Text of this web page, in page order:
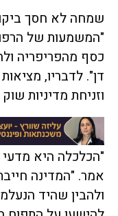
שמחה לא חסך
"המשמעות של
כסף מהפריפריה
דן". לדבריו,
וזניחת מדיניות
"הכלכלה היא
אמר. "המדינה
ולהבין שהיד